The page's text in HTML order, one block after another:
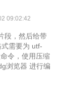
09:02:42
段，然后给带
需要为 utf-
令，使用压缩
浏览器 进行编